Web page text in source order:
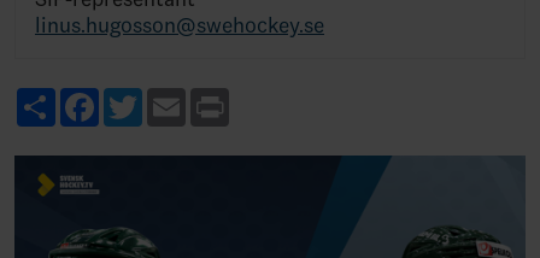
linus.hugosson@swehockey.se
ShareFacebook
TwitterEmail